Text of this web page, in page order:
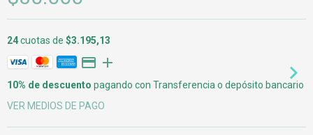
24cuotas de $3.195,13
10% de descuento pagando con Transferencia o depósito bancario
VER MEDIOS DE PAGO